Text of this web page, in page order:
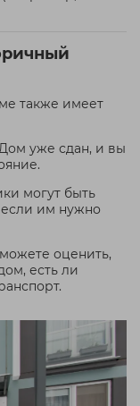
также имеет
уже сдан, и вы
могут быть
если им нужно
оценить,
есть ли